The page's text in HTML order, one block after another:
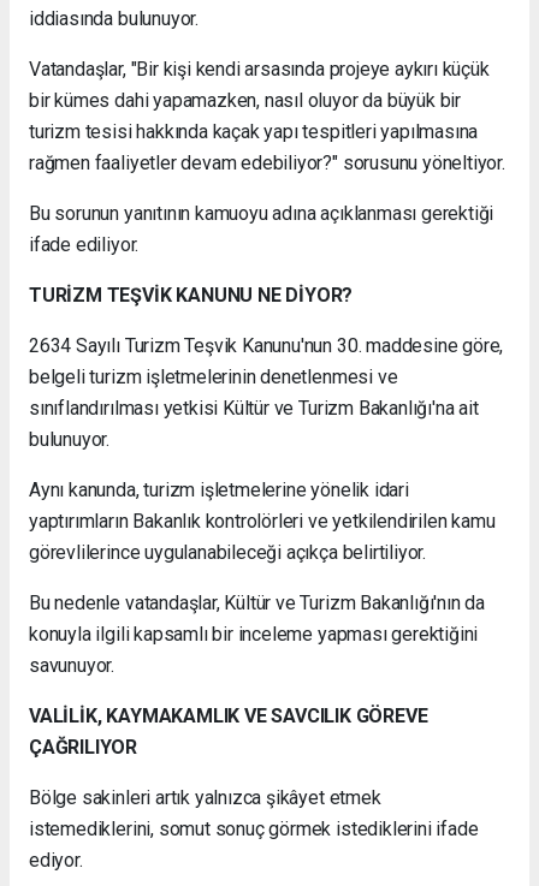
iddiasında bulunuyor.
Vatandaşlar, "Bir kişi kendi arsasında projeye aykırı küçük
bir kümes dahi yapamazken, nasıl oluyor da büyük bir
turizm tesisi hakkında kaçak yapı tespitleri yapılmasına
rağmen faaliyetler devam edebiliyor?" sorusunu yöneltiyor.
Bu sorunun yanıtının kamuoyu adına açıklanması gerektiği
ifade ediliyor.
TURİZM TEŞVİK KANUNU NE DİYOR?
2634 Sayılı Turizm Teşvik Kanunu'nun 30. maddesine göre,
belgeli turizm işletmelerinin denetlenmesi ve
sınıflandırılması yetkisi Kültür ve Turizm Bakanlığı'na ait
bulunuyor.
Aynı kanunda, turizm işletmelerine yönelik idari
yaptırımların Bakanlık kontrolörleri ve yetkilendirilen kamu
görevlilerince uygulanabileceği açıkça belirtiliyor.
Bu nedenle vatandaşlar, Kültür ve Turizm Bakanlığı'nın da
konuyla ilgili kapsamlı bir inceleme yapması gerektiğini
savunuyor.
VALİLİK, KAYMAKAMLIK VE SAVCILIK GÖREVE
ÇAĞRILIYOR
Bölge sakinleri artık yalnızca şikâyet etmek
istemediklerini, somut sonuç görmek istediklerini ifade
ediyor.